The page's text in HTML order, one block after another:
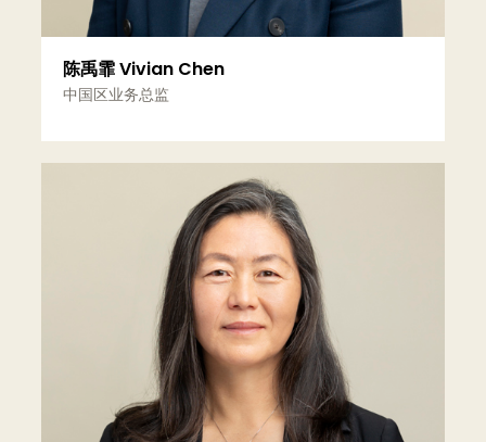
陈禹霏 Vivian Chen
中国区业务总监
更多信息